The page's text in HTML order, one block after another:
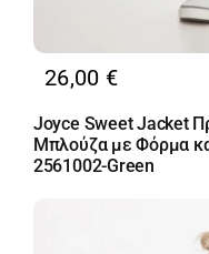
26,00 €
Joyce Sweet Jacket
Μπλούζα με Φόρμα
2561002-Green